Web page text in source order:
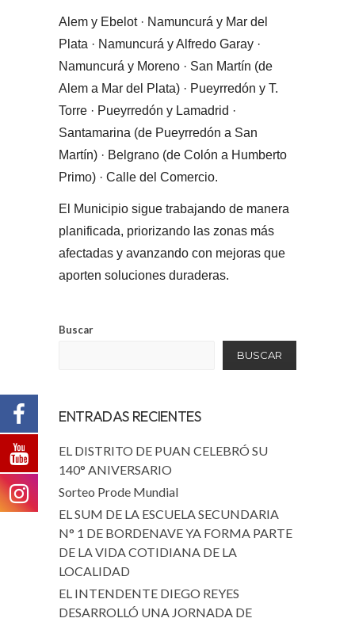
Alem y Ebelot · Namuncurá y Mar del
Plata · Namuncurá y Alfredo Garay ·
Namuncurá y Moreno · San Martín (de
Alem a Mar del Plata) · Pueyrredón y T.
Torre · Pueyrredón y Lamadrid ·
Santamarina (de Pueyrredón a San
Martín) · Belgrano (de Colón a Humberto
Primo) · Calle del Comercio.
El Municipio sigue trabajando de manera
planificada, priorizando las zonas más
afectadas y avanzando con mejoras que
aporten soluciones duraderas.
Buscar
BUSCAR
ENTRADAS RECIENTES
EL DISTRITO DE PUAN CELEBRÓ SU
140° ANIVERSARIO
Sorteo Prode Mundial
EL SUM DE LA ESCUELA SECUNDARIA
N° 1 DE BORDENAVE YA FORMA PARTE
DE LA VIDA COTIDIANA DE LA
LOCALIDAD
EL INTENDENTE DIEGO REYES
DESARROLLÓ UNA JORNADA DE